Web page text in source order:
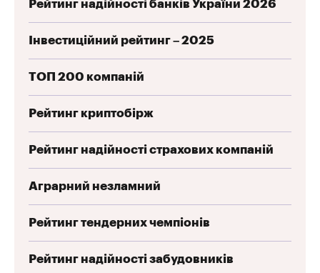
Рейтинг надійності банків України 2026
Інвестиційний рейтинг – 2025
ТОП 200 компаній
Рейтинг криптобірж
Рейтинг надійності страхових компаній
Аграрний незламний
Рейтинг тендерних чемпіонів
Рейтинг надійності забудовників